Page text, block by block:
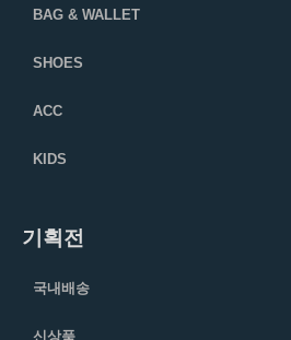
BAG & WALLET
SHOES
ACC
KIDS
기획전
국내배송
신상품